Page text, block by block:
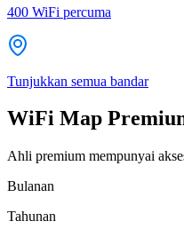
400 WiFi percuma
Tunjukkan semua bandar
WiFi Map
Ahli premium mempunyai
Bulanan
Tahunan